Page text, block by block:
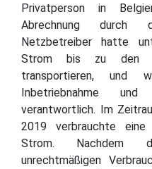
Privatperson in
Abrechnung durch
Netzbetreiber hatte
Strom bis zu den
transportieren, und
Inbetriebnahme
verantwortlich. Im
2019 verbrauchte eine
Strom. Nachdem
unrechtmäßigen